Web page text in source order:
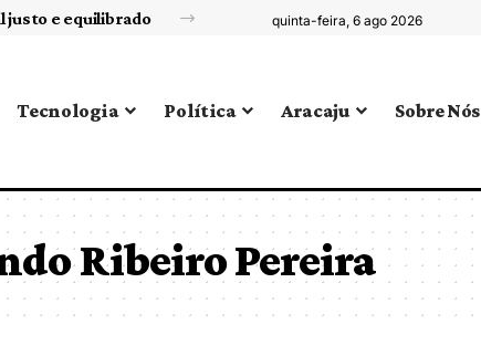
justo e equilibrado quinta-feira, 6 ago 2026
Tecnologia Política Aracaju Sobre Nós
Ribeiro Pereira